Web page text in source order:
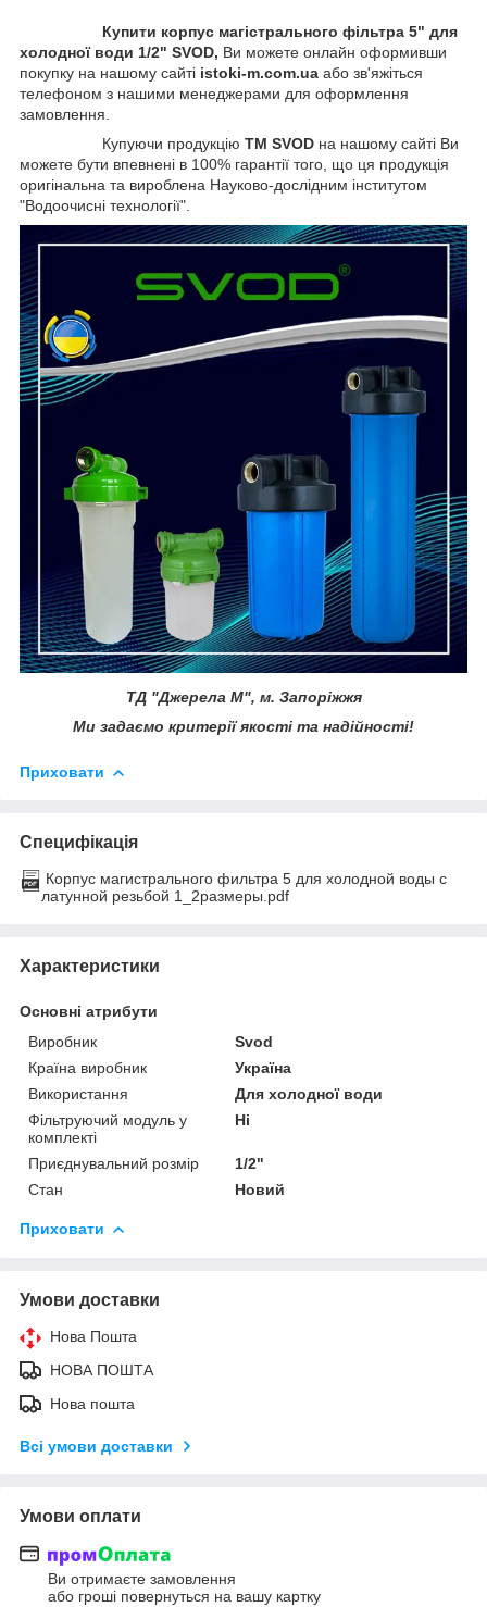
Купити корпус магістрального фільтра 5" для
холодної води 1/2" SVOD, Ви можете онлайн оформивши
покупку на нашому сайті istoki-m.com.ua або зв'яжіться
телефоном з нашими менеджерами для оформлення
замовлення.
Купуючи продукцію ТМ SVOD на нашому сайті Ви
можете бути впевнені в 100% гарантії того, що ця продукція
оригінальна та вироблена Науково-дослідним інститутом
"Водоочисні технології".
ТД "Джерела М", м. Запоріжжя
Ми задаємо критерії якості та надійності!
Приховати
Специфікація
Корпус магистрального фильтра 5 для холодной воды с
латунной резьбой 1_2размеры.pdf
Характеристики
Основні атрибути
Виробник
Svod
Країна виробник
Україна
Використання
Для холодної води
Фільтруючий модуль у
комплекті
Ні
Приєднувальний розмір
1/2"
Стан
Новий
Приховати
Умови доставки
Нова Пошта
НОВА ПОШТА
Нова пошта
Всі умови доставки
Умови оплати
Ви отримаєте замовлення
або гроші повернуться на вашу картку